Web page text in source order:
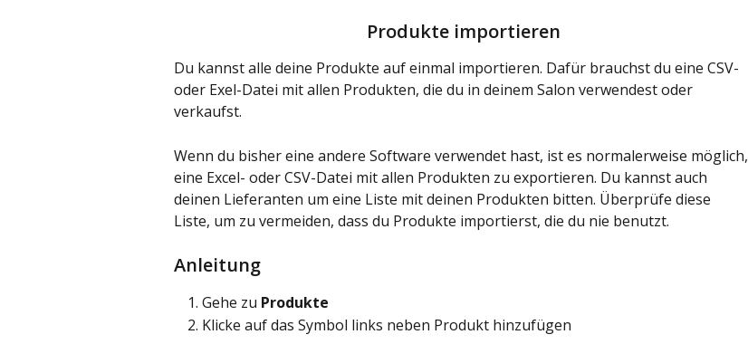
Produkte importieren
Du kannst alle deine Produkte auf einmal importieren. Dafür brauchst du eine CSV-
oder Exel-Datei mit allen Produkten, die du in deinem Salon verwendest oder
verkaufst.
Wenn du bisher eine andere Software verwendet hast, ist es normalerweise möglich,
eine Excel- oder CSV-Datei mit allen Produkten zu exportieren. Du kannst auch
deinen Lieferanten um eine Liste mit deinen Produkten bitten. Überprüfe diese
Liste, um zu vermeiden, dass du Produkte importierst, die du nie benutzt.
Anleitung
Gehe zu Produkte
Klicke auf das Symbol links neben Produkt hinzufügen